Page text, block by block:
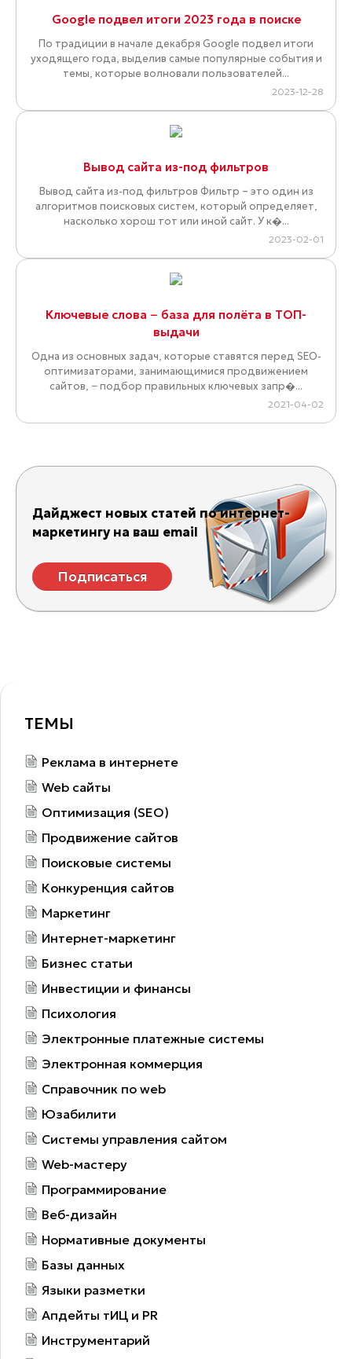
Google подвел итоги 2023 года в поиске
По традиции в начале декабря Google подвел итоги
уходящего года, выделив самые популярные события и
темы, которые волновали пользователей...
2023-12-28
Вывод сайта из-под фильтров
Вывод сайта из-под фильтров Фильтр – это один из
алгоритмов поисковых систем, который определяет,
насколько хорош тот или иной сайт. У к�...
2023-02-01
Ключевые слова − база для полёта в ТОП-
выдачи
Одна из основных задач, которые ставятся перед SEO-
оптимизаторами, занимающимися продвижением
сайтов, − подбор правильных ключевых запр�...
2021-04-02
Дайджест новых статей по интернет-
маркетингу на ваш email
Подписаться
ТЕМЫ
Реклама в интернете
Web сайты
Оптимизация (SEO)
Продвижение сайтов
Поисковые системы
Конкуренция сайтов
Маркетинг
Интернет-маркетинг
Бизнес статьи
Инвестиции и финансы
Психология
Электронные платежные системы
Электронная коммерция
Справочник по web
Юзабилити
Системы управления сайтом
Web-мастеру
Программирование
Веб-дизайн
Нормативные документы
Базы данных
Языки разметки
Апдейты тИЦ и PR
Инструментарий